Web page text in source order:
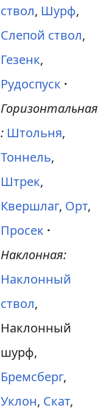
ствол, Шурф,
Слепой ствол,
Гезенк,
Рудоспуск
Горизонтальная
: Штольня,
Тоннель,
Штрек,
Квершлаг, Орт,
Просек
Наклонная:
Наклонный
ствол,
Наклонный
шурф,
Бремсберг,
Уклон, Скат,